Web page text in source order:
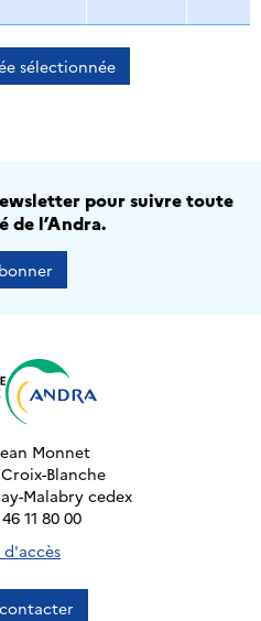
sélectionnée
pour suivre toute
de l’Andra.
Monnet
Blanche
Malabry cedex
11 80 00
d'accès